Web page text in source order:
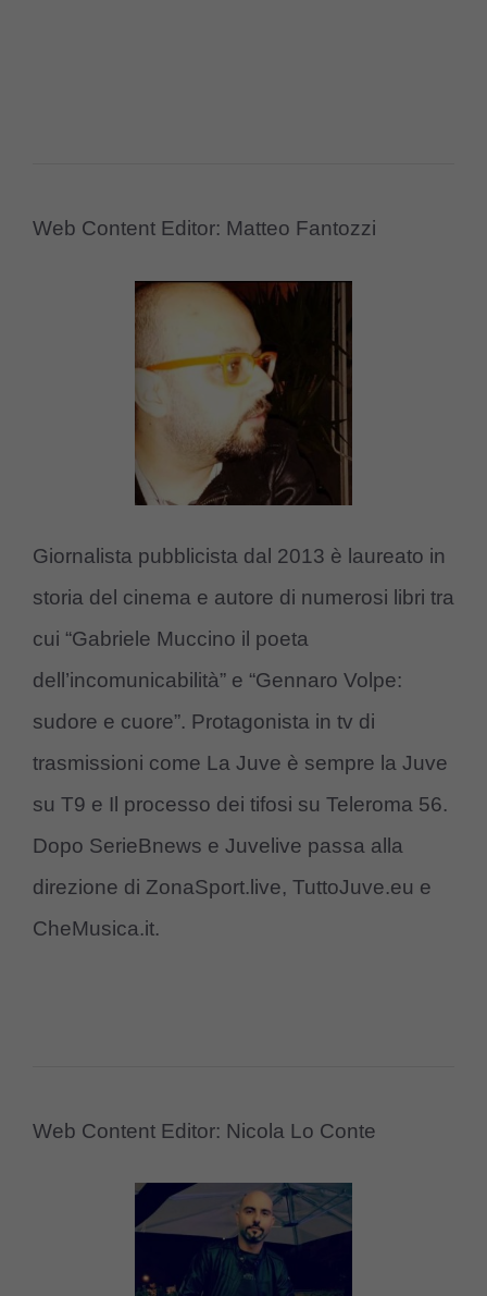
Web Content Editor: Matteo Fantozzi
Giornalista pubblicista dal 2013 è laureato in
storia del cinema e autore di numerosi libri tra
cui “Gabriele Muccino il poeta
dell’incomunicabilità” e “Gennaro Volpe:
sudore e cuore”. Protagonista in tv di
trasmissioni come La Juve è sempre la Juve
su T9 e Il processo dei tifosi su Teleroma 56.
Dopo SerieBnews e Juvelive passa alla
direzione di ZonaSport.live, TuttoJuve.eu e
CheMusica.it.
Web Content Editor: Nicola Lo Conte